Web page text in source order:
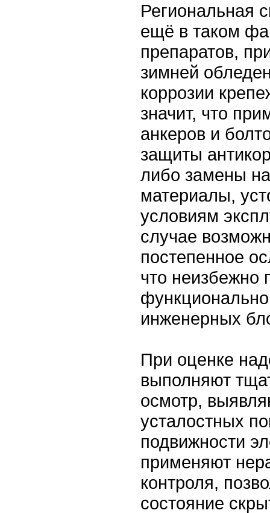
Региональная
ещё в таком
препаратов,
зимней
коррозии
значит, что
анкеров и
защиты
либо замены
материалы,
условиям
случае
постепенное
что неизбежно
инженерных
При оценке
выполняют
осмотр,
усталостных
подвижности
применяют
контроля,
состояние